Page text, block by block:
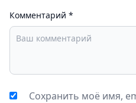
Комментарий *
Сохранить моё имя,